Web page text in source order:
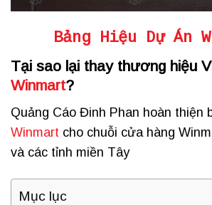
Bảng Hiệu Dự Án
Tại sao lại thay thương hiệu
Winmart?
Quảng Cáo Đinh Phan hoàn thiện
Winmart cho chuỗi cửa hàng
và các tỉnh miền Tây
Mục lục